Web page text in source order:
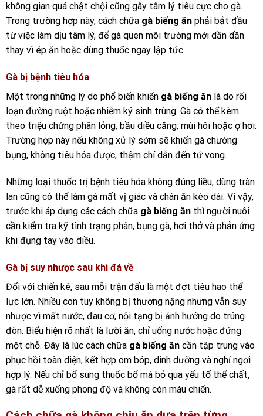
không gian quá chật chội cũng gây tâm lý tiêu cực cho gà.
Trong trường hợp này, cách chữa gà biếng ăn phải bắt đầu
từ việc làm dịu tâm lý, để gà quen môi trường mới dần dần
thay vì ép ăn hoặc dùng thuốc ngay lập tức.
Gà bị bệnh tiêu hóa
Một trong những lý do phổ biến khiến gà biếng ăn là do rối
loạn đường ruột hoặc nhiễm ký sinh trùng. Gà có thể kèm
theo triệu chứng phân lỏng, bầu diều căng, mùi hôi hoặc ợ hơi.
Trường hợp này nếu không xử lý sớm sẽ khiến gà chướng
bụng, không tiêu hóa được, thậm chí dẫn đến tử vong.
Những loại thuốc trị bệnh tiêu hóa không đúng liều, dùng tràn
lan cũng có thể làm gà mất vị giác và chán ăn kéo dài. Vì vậy,
trước khi áp dụng các cách chữa gà biếng ăn thì người nuôi
cần kiểm tra kỹ tình trạng phân, bụng gà, hơi thở và phản ứng
khi đụng tay vào diều.
Gà bị suy nhược sau khi đá về
Đối với chiến kê, sau mỗi trận đấu là một đợt tiêu hao thể
lực lớn. Nhiều con tuy không bị thương nặng nhưng vẫn suy
nhược vì mất nước, đau cơ, nội tạng bị ảnh hưởng do trúng
đòn. Biểu hiện rõ nhất là lười ăn, chỉ uống nước hoặc đứng
một chỗ. Đây là lúc cách chữa gà biếng ăn cần tập trung vào
phục hồi toàn diện, kết hợp om bóp, dinh dưỡng và nghỉ ngơi
hợp lý. Nếu chỉ bổ sung thuốc bổ mà bỏ qua yếu tố thể chất,
gà rất dễ xuống phong độ và không còn máu chiến.